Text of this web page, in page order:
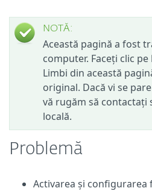
NOTĂ:
Această pagină a fost
computer. Faceți clic
Limbi din această
original. Dacă vi se
vă rugăm să contactați
locală.
Problemă
Activarea și configurarea